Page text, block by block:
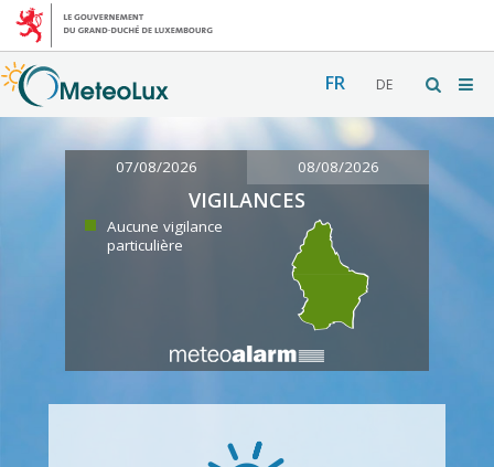
FR DE
07/08/2026 08/08/2026
VIGILANCES
Aucune vigilance
particulière